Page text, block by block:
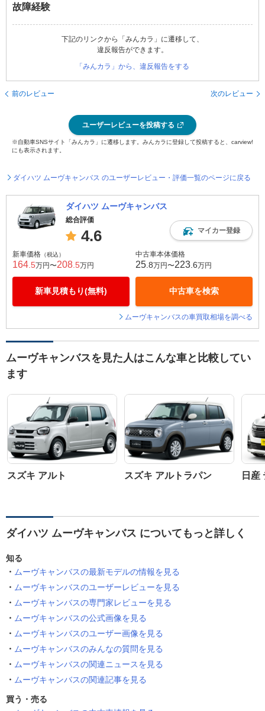
故障経験
下記のリンクから「みんカラ」に遷移して、
違反報告ができます。
「みんカラ」から、違反報告をする
前のレビュー 次のレビュー
ユーザーレビューを投稿する
※自動車SNSサイト「みんカラ」に遷移します。みんカラに登録して投稿すると、carview!
にも表示されます。
ダイハツ ムーヴキャンバス のユーザーレビュー・評価一覧のページに戻る
ダイハツ ムーヴキャンバス
総合評価
4.6 マイカー登録
新車価格 （税込）
164 .5万円〜208 .5万円
新車見積もり(無料)
中古車本体価格
25 .8万円〜223 .6万円
中古車を検索
ムーヴキャンバスの車買取相場を調べる
ムーヴキャンバスを見た人はこんな車と比較してい
ます
スズキ アルト スズキ アルトラパン 日産
ダイハツ ムーヴキャンバス についてもっと詳しく
知る
ムーヴキャンバスの最新モデルの情報を見る
ムーヴキャンバスのユーザーレビューを見る
ムーヴキャンバスの専門家レビューを見る
ムーヴキャンバスの公式画像を見る
ムーヴキャンバスのユーザー画像を見る
ムーヴキャンバスのみんなの質問を見る
ムーヴキャンバスの関連ニュースを見る
ムーヴキャンバスの関連記事を見る
買う・売る